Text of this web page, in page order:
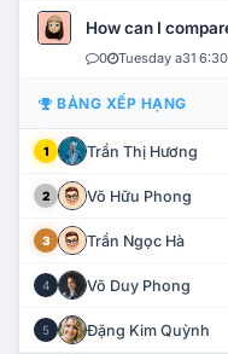
How can I
0 Tuesday a31
BẢNG XẾP HẠNG
1 Trần Thị Hương
2 Võ Hữu Phong
3 Trần Ngọc Hà
4 Võ Duy Phong
5 Đặng Kim Quỳnh